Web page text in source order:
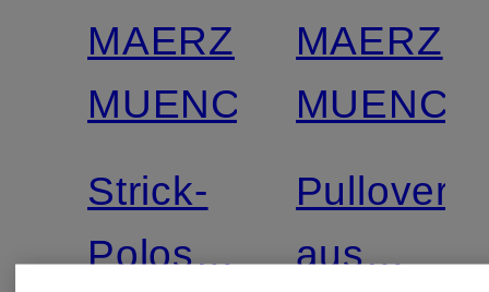
MAERZ
MUENCHEN
Strick-
Poloshirt
MAERZ
Pullover
aus